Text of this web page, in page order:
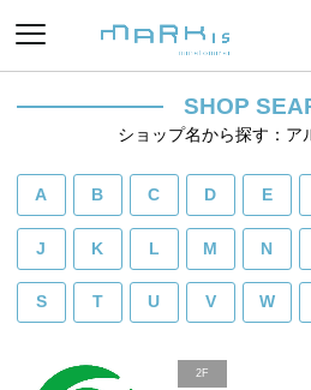
SHOP
ショップ名から探す：ア
A B C D E
J K L M N
S T U V W
2F